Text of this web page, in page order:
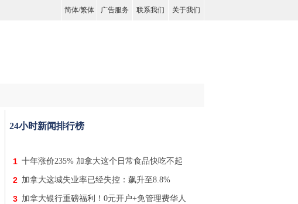
简体/繁体 广告服务 联系我们 关于我们
24小时新闻排行榜
1 十年涨价235% 加拿大这个日常食品快吃不起
2 加拿大这城失业率已经失控：飙升至8.8%
3 加拿大银行重磅福利！0元开户+免管理费华人